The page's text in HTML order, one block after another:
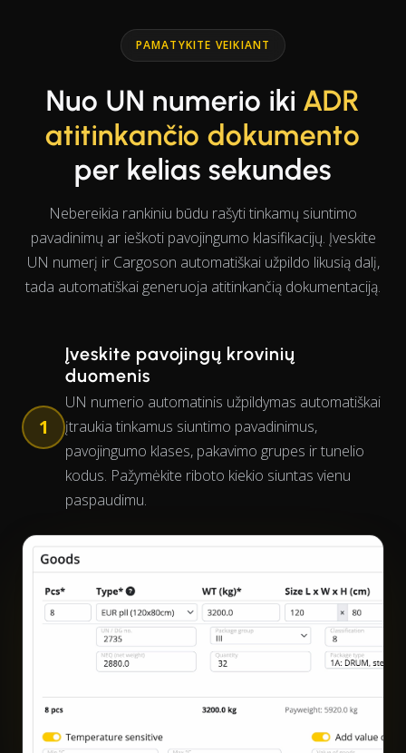
PAMATYKITE VEIKIANT
Nuo UN numerio iki ADR
atitinkančio dokumento
per kelias sekundes
Nebereikia rankiniu būdu rašyti tinkamų siuntimo
pavadinimų ar ieškoti pavojingumo klasifikacijų. Įveskite
UN numerį ir Cargoson automatiškai užpildo likusią dalį,
tada automatiškai generuoja atitinkančią dokumentaciją.
1
Įveskite pavojingų krovinių
duomenis
UN numerio automatinis užpildymas automatiškai
įtraukia tinkamus siuntimo pavadinimus,
pavojingumo klases, pakavimo grupes ir tunelio
kodus. Pažymėkite riboto kiekio siuntas vienu
paspaudimu.